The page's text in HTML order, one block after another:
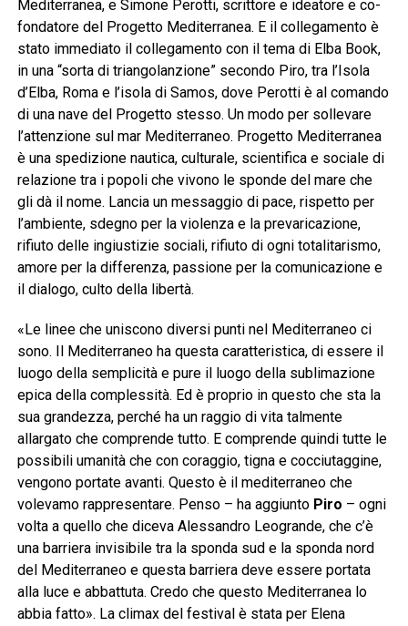
Mediterranea, e Simone Perotti, scrittore e ideatore e co-
fondatore del Progetto Mediterranea. E il collegamento è
stato immediato il collegamento con il tema di Elba Book,
in una “sorta di triangolanzione” secondo Piro, tra l’Isola
d’Elba, Roma e l’isola di Samos, dove Perotti è al comando
di una nave del Progetto stesso. Un modo per sollevare
l’attenzione sul mar Mediterraneo. Progetto Mediterranea
è una spedizione nautica, culturale, scientifica e sociale di
relazione tra i popoli che vivono le sponde del mare che
gli dà il nome. Lancia un messaggio di pace, rispetto per
l’ambiente, sdegno per la violenza e la prevaricazione,
rifiuto delle ingiustizie sociali, rifiuto di ogni totalitarismo,
amore per la differenza, passione per la comunicazione e
il dialogo, culto della libertà.
«Le linee che uniscono diversi punti nel Mediterraneo ci
sono. Il Mediterraneo ha questa caratteristica, di essere il
luogo della semplicità e pure il luogo della sublimazione
epica della complessità. Ed è proprio in questo che sta la
sua grandezza, perché ha un raggio di vita talmente
allargato che comprende tutto. E comprende quindi tutte le
possibili umanità che con coraggio, tigna e cocciutaggine,
vengono portate avanti. Questo è il mediterraneo che
volevamo rappresentare. Penso – ha aggiunto Piro – ogni
volta a quello che diceva Alessandro Leogrande, che c’è
una barriera invisibile tra la sponda sud e la sponda nord
del Mediterraneo e questa barriera deve essere portata
alla luce e abbattuta. Credo che questo Mediterranea lo
abbia fatto». La climax del festival è stata per Elena